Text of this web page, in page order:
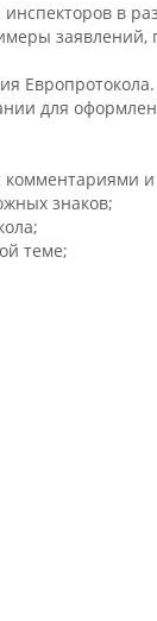
в
заявлений,
для
комментариями
знаков;
теме;